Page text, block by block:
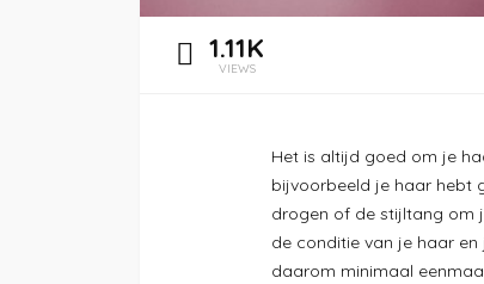
1.11K
VIEWS
Het is altijd goed om je
bijvoorbeeld je haar hebt
drogen of de stijltang om
de conditie van je haar
daarom minimaal